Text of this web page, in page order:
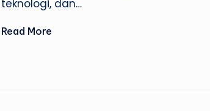
teknologi, dan…
Read More